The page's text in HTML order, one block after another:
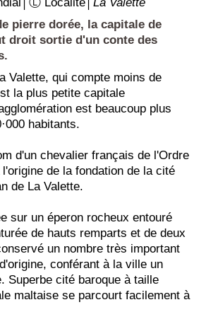
pierre dorée, la capitale de
droit sortie d'un conte des
Valette, qui compte moins de
la plus petite capitale
est beaucoup plus
habitants.
d'un chevalier français de l'Ordre
de la fondation de la cité
de La Valette.
sur un éperon rocheux entouré
de hauts remparts et de deux
un nombre très important
conférant à la ville un
Superbe cité baroque à taille
maltaise se parcourt facilement à